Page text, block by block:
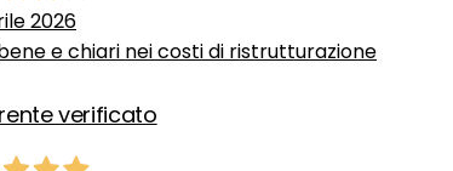
2026
e chiari nei costi di ristrutturazione
verificato